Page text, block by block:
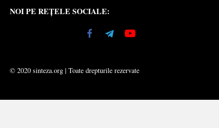
NOI PE REȚELE SOCIALE:
© 2020 sinteza.org | Toate drepturile rezervate